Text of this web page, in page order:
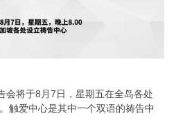
会将于8月7日，星期五在全岛各处
触爱中心是其中一个双语的祷告中